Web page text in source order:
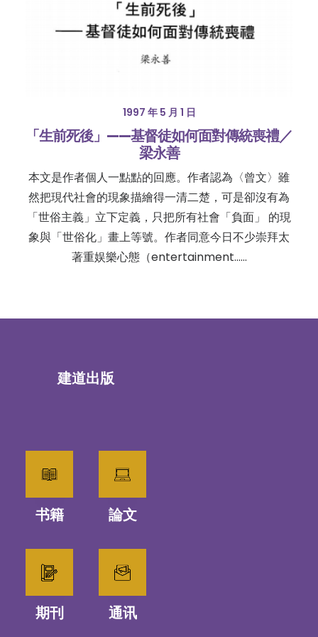
1997 年 5 月 1 日
「生前死後」——基督徒如何面對傳統喪禮／
梁永善
本文是作者個人一點點的回應。作者認為〈曾文〉雖
然把現代社會的現象描繪得一清二楚，可是卻沒有為
「世俗主義」立下定義，只把所有社會「負面」 的現
象與「世俗化」畫上等號。作者同意今日不少崇拜太
著重娱樂心態（entertainment……
建道出版
书籍 論文
期刊 通讯